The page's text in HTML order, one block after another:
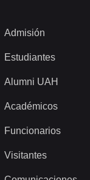
Admisión
Estudiantes
Alumni UAH
Académicos
Funcionarios
Visitantes